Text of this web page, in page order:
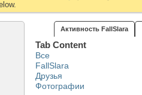
Активность FallSlara
Tab Content
Все
FallSlara
Друзья
Фотографии